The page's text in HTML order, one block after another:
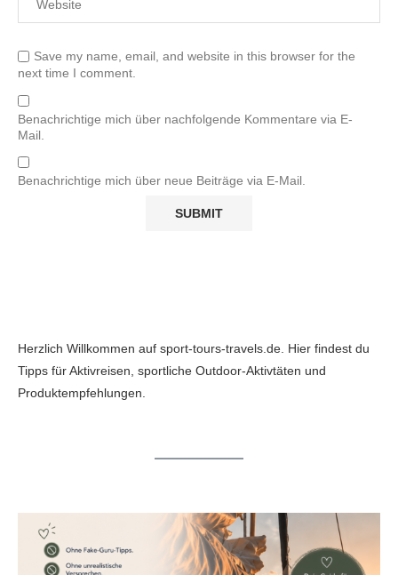
Save my name, email, and website in this browser for the
next time I comment.
Benachrichtige mich über nachfolgende Kommentare via E-
Mail.
Benachrichtige mich über neue Beiträge via E-Mail.
Herzlich Willkommen auf sport-tours-travels.de. Hier findest du
Tipps für Aktivreisen, sportliche Outdoor-Aktivtäten und
Produktempfehlungen.